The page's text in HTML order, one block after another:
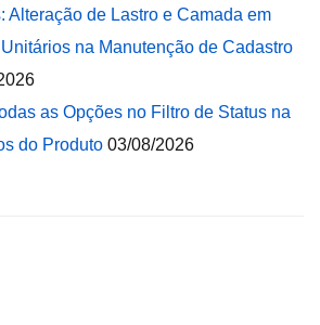
Alteração de Lastro e Camada em
na Manutenção de Cadastro
as Opções no Filtro de Status na
do Produto 03/08/2026